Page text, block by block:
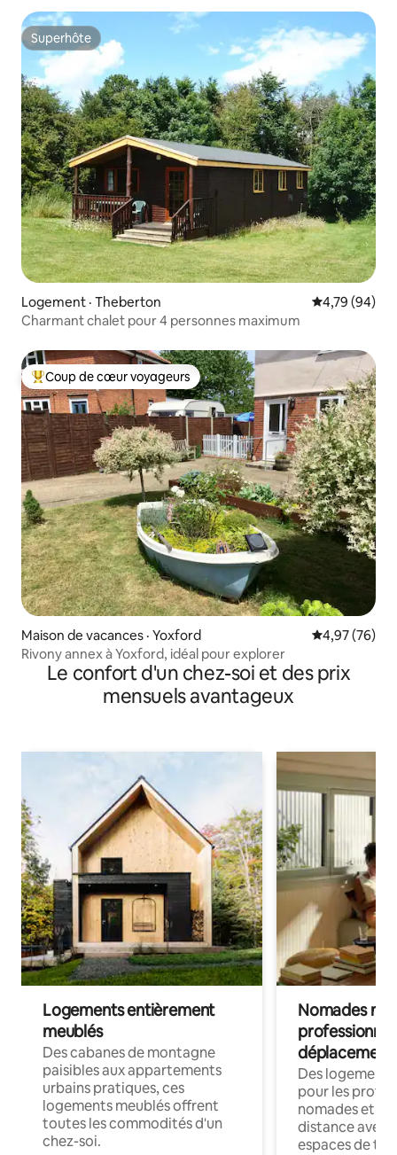
Superhôte
Superhôte
Logement · Theberton Note
4,79 (94)
Charmant chalet pour 4 personnes maximum
Coup de cœur voyageurs parmi les plus aimés
Coup de cœur voyageurs
Maison de vacances · Yoxford Note
4,97 (76)
Rivony annex à Yoxford, idéal pour explorer
Le confort d'un chez-soi et des prix
mensuels avantageux
Logements entièrement
meublés
Des cabanes de montagne
paisibles aux appartements
urbains pratiques, ces
logements meublés offrent
toutes les commodités d'un
chez-soi.
Nomades
déplacement
Des
pour les
nomades et
distance avec
espaces de